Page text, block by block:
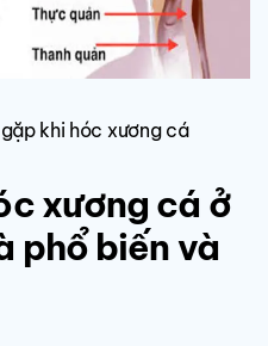
khi hóc xương cá
xương cá ở
phổ biến và